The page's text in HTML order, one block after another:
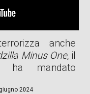
anche
Minus One, il
ha mandato
giugno 2024